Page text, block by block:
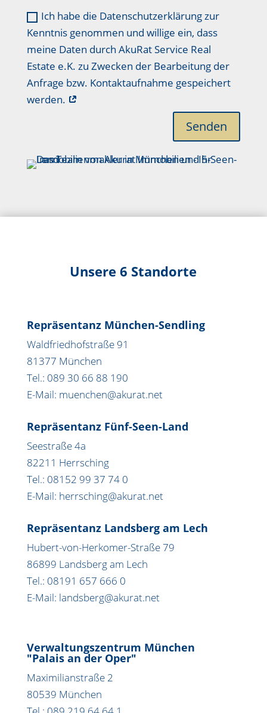
Ich habe die Datenschutzerklärung zur
Kenntnis genommen und willige ein, dass
meine Daten durch AkuRat Service Real
Estate e.K. zu Zwecken der Bearbeitung der
Anfrage bzw. Kontaktaufnahme gespeichert
werden.
Senden
Unsere 6 Standorte
Repräsentanz München-Sendling
Waldfriedhofstraße 91
81377 München
Tel.: 089 30 66 88 190
E-Mail: muenchen@akurat.net
Repräsentanz Fünf-Seen-Land
Seestraße 4a
82211 Herrsching
Tel.: 08152 99 37 74 0
E-Mail: herrsching@akurat.net
Repräsentanz Landsberg am Lech
Hubert-von-Herkomer-Straße 79
86899 Landsberg am Lech
Tel.: 08191 657 666 0
E-Mail: landsberg@akurat.net
Verwaltungszentrum München
"Palais an der Oper"
Maximilianstraße 2
80539 München